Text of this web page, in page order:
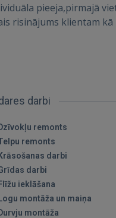
Atcerēties?
pieeja,pirmajā
risinājums klientam kā
darbi
Dzīvokļu remonts
remonts
Krāsošanas darbi
darbi
Flīžu ieklāšana
Logu montāža un maiņa
Durvju montāža